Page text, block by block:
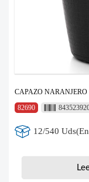
CAPAZO NARANJERO
82690
12/540